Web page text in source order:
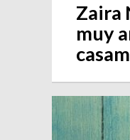
Zaira
muy